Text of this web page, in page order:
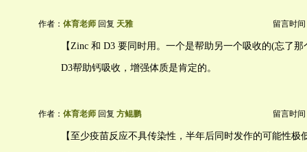
作者： 体育老师 回复 天雅 留言时间
【Zinc 和 D3 要同时用。一个是帮助另一个吸收的(忘了
D3帮助钙吸收，增强体质是肯定的。
作者： 体育老师 回复 方鲲鹏 留言时间
【至少疫苗反应不具传染性，半年后同时发作的可能性极